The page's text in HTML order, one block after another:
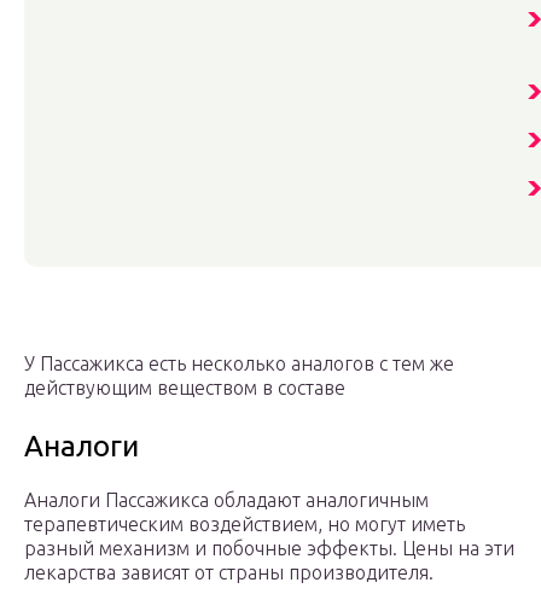
У Пассажикса есть несколько аналогов с тем же
действующим веществом в составе
Аналоги
Аналоги Пассажикса обладают аналогичным
терапевтическим воздействием, но могут иметь
разный механизм и побочные эффекты. Цены на эти
лекарства зависят от страны производителя.